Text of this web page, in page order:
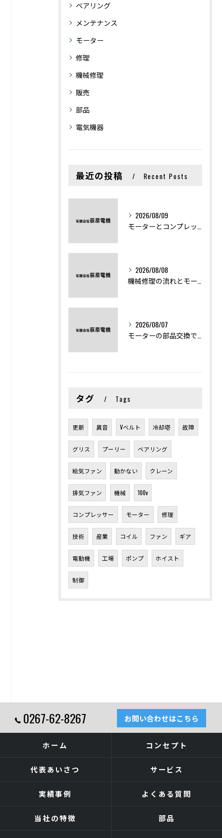
ベアリング
メンテナンス
モーター
修理
機械修理
販売
部品
電気機器
最近の投稿 Recent Posts
2026/08/09
2026/08/08
2026/08/07
タグ Tags
更新 異音 Vベルト 冷却塔 故障
グリス プーリー ベアリング
給気ファン 動かない クレーン
排気ファン 機械 100v
コンプレッサー モーター 修理
技術 産業 コイル ファン ギア
電動機 工場 ポンプ ホイスト
制御
0267-62-8267 お問い合わせはこちら
ホーム コンセプト
代表あいさつ サービス
実績事例 よくある質問
当社の特徴 部品